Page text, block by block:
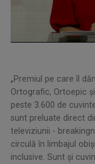
„Premiul pe care îl
Ortografic, Ortoepic
peste 3.600 de
sunt preluate direct
televiziunii -
circulă în limbajul
inclusive. Sunt și